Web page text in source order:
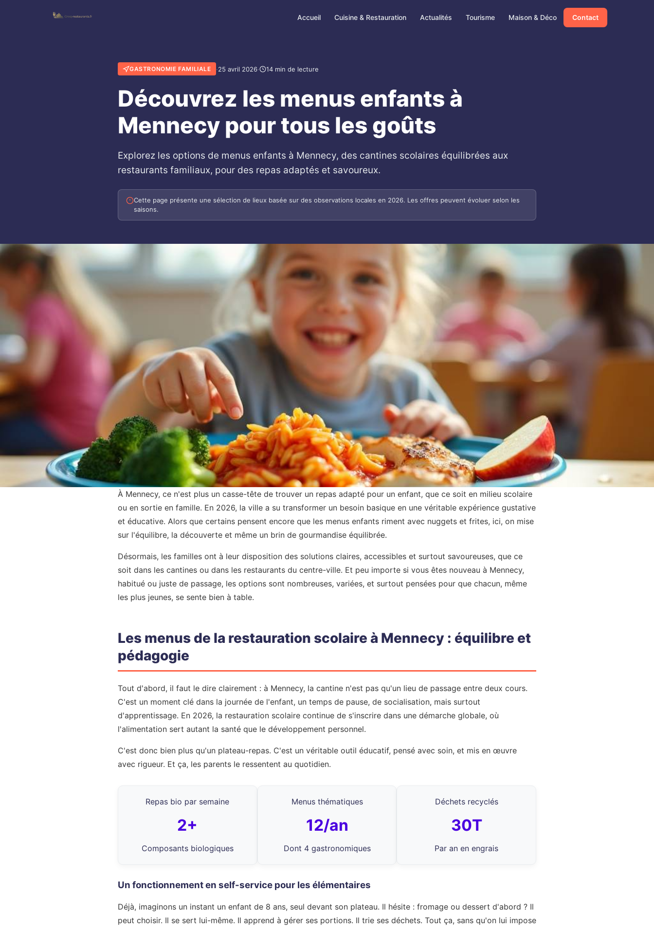
Accueil Cuisine & Restauration Actualités Tourisme Maison & Déco Contact
GASTRONOMIE FAMILIALE ·25 avril 2026· 14 min de lecture
Découvrez les menus enfants à
Mennecy pour tous les goûts
Explorez les options de menus enfants à Mennecy, des cantines scolaires équilibrées aux
restaurants familiaux, pour des repas adaptés et savoureux.
Cette page présente une sélection de lieux basée sur des observations locales en 2026. Les offres peuvent évoluer selon les
saisons.
À Mennecy, ce n'est plus un casse-tête de trouver un repas adapté pour un enfant, que ce soit en milieu scolaire
ou en sortie en famille. En 2026, la ville a su transformer un besoin basique en une véritable expérience gustative
et éducative. Alors que certains pensent encore que les menus enfants riment avec nuggets et frites, ici, on mise
sur l'équilibre, la découverte et même un brin de gourmandise équilibrée.
Désormais, les familles ont à leur disposition des solutions claires, accessibles et surtout savoureuses, que ce
soit dans les cantines ou dans les restaurants du centre-ville. Et peu importe si vous êtes nouveau à Mennecy,
habitué ou juste de passage, les options sont nombreuses, variées, et surtout pensées pour que chacun, même
les plus jeunes, se sente bien à table.
Les menus de la restauration scolaire à Mennecy : équilibre et
pédagogie
Tout d'abord, il faut le dire clairement : à Mennecy, la cantine n'est pas qu'un lieu de passage entre deux cours.
C'est un moment clé dans la journée de l'enfant, un temps de pause, de socialisation, mais surtout
d'apprentissage. En 2026, la restauration scolaire continue de s'inscrire dans une démarche globale, où
l'alimentation sert autant la santé que le développement personnel.
C'est donc bien plus qu'un plateau-repas. C'est un véritable outil éducatif, pensé avec soin, et mis en œuvre
avec rigueur. Et ça, les parents le ressentent au quotidien.
Repas bio par semaine
2+
Composants biologiques
Menus thématiques
12/an
Dont 4 gastronomiques
Déchets recyclés
30T
Par an en engrais
Un fonctionnement en self-service pour les élémentaires
Déjà, imaginons un instant un enfant de 8 ans, seul devant son plateau. Il hésite : fromage ou dessert d'abord ? Il
peut choisir. Il se sert lui-même. Il apprend à gérer ses portions. Il trie ses déchets. Tout ça, sans qu'on lui impose